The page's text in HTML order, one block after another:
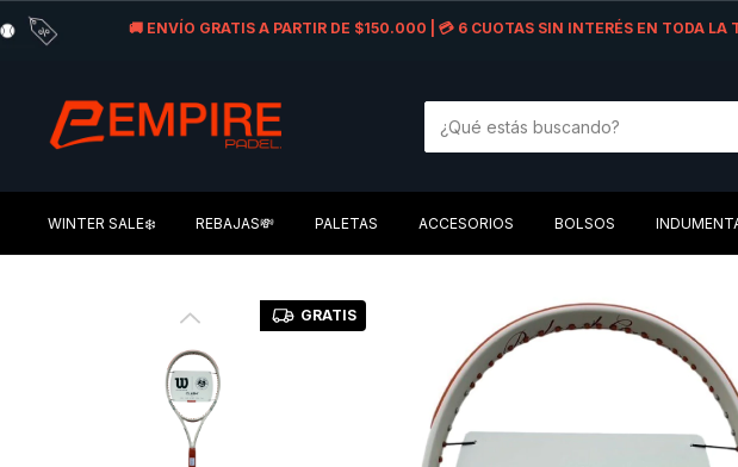
🚚 ENVÍO GRATIS A PARTIR DE $150.000 | 💳 6 CUOTAS SIN INTERÉS EN TODA
WINTER SALE❄️ REBAJAS💸 PALETAS ACCESORIOS BOLSOS
GRATIS